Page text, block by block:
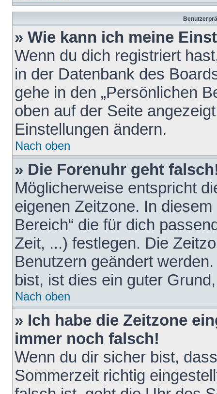
» Wie kann ich meine
Wenn du dich registriert
in der Datenbank des
gehe in den „Persönlichen
oben auf der Seite
Einstellungen ändern.
Nach oben
» Die Forenuhr geht
Möglicherweise entspricht
eigenen Zeitzone. In
Bereich“ die für dich
Zeit, ...) festlegen. Die
Benutzern geändert
bist, ist dies ein guter
Nach oben
» Ich habe die Zeitzone
immer noch falsch!
Wenn du dir sicher bist,
Sommerzeit richtig